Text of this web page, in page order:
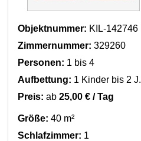
Objektnummer: KIL-142746
Zimmernummer: 329260
Personen: 1 bis 4
Aufbettung: 1 Kinder bis 2 J.
Preis: ab25,00 € / Tag
Größe: 40 m²
Schlafzimmer: 1